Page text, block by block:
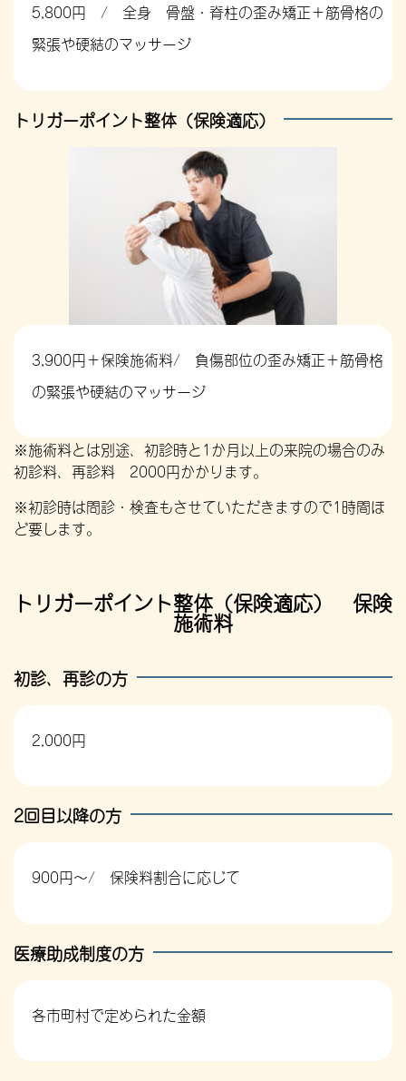
5,800円 / 全身 骨盤・脊柱の歪み矯正＋筋骨格の
緊張や硬結のマッサージ
トリガーポイント整体（保険適応）
3,900円＋保険施術料/ 負傷部位の歪み矯正＋筋骨格
の緊張や硬結のマッサージ
※施術料とは別途、初診時と1か月以上の来院の場合のみ
初診料、再診料 2000円かかります。
※初診時は問診・検査もさせていただきますので1時間ほ
ど要します。
トリガーポイント整体（保険適応） 保険
施術料
初診、再診の方
2,000円
2回目以降の方
900円～/ 保険料割合に応じて
医療助成制度の方
各市町村で定められた金額